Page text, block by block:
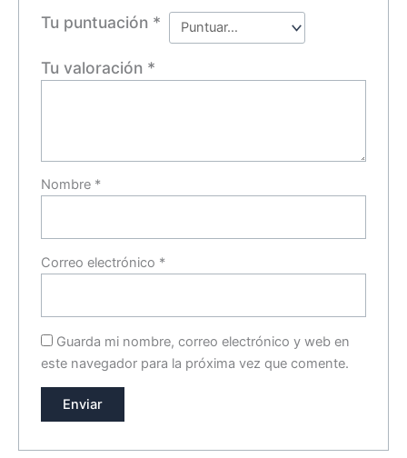
Tu puntuación *
Tu valoración *
Nombre *
Correo electrónico *
Guarda mi nombre, correo electrónico y web en
este navegador para la próxima vez que comente.